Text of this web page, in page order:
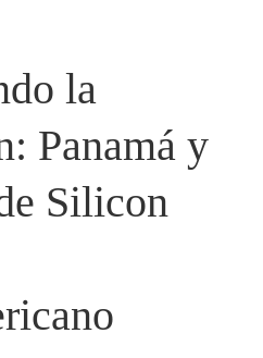
la
Panamá y
Silicon